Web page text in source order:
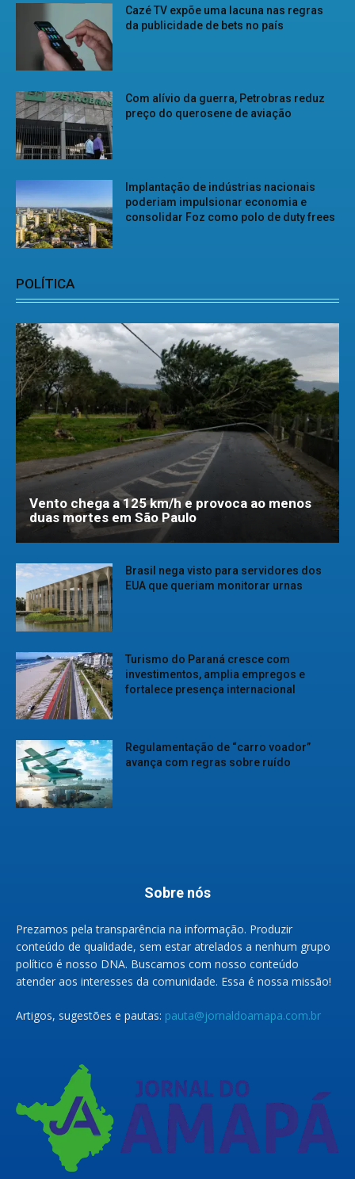
Cazé TV expõe uma lacuna nas regras
da publicidade de bets no país
Com alívio da guerra, Petrobras reduz
preço do querosene de aviação
Implantação de indústrias nacionais
poderiam impulsionar economia e
consolidar Foz como polo de duty frees
POLÍTICA
Vento chega a 125 km/h e provoca ao menos
duas mortes em São Paulo
Brasil nega visto para servidores dos
EUA que queriam monitorar urnas
Turismo do Paraná cresce com
investimentos, amplia empregos e
fortalece presença internacional
Regulamentação de “carro voador”
avança com regras sobre ruído
Sobre nós
Prezamos pela transparência na informação. Produzir
conteúdo de qualidade, sem estar atrelados a nenhum grupo
político é nosso DNA. Buscamos com nosso conteúdo
atender aos interesses da comunidade. Essa é nossa missão!
Artigos, sugestões e pautas: pauta@jornaldoamapa.com.br